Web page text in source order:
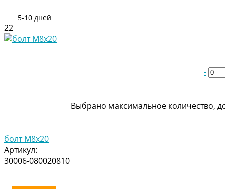
22
-
Выбрано максимальное количество,
болт M8x20
Артикул:
30006-080020810
5-10 дней